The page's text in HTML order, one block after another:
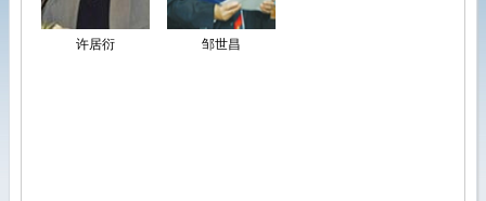
许居衍 邹世昌